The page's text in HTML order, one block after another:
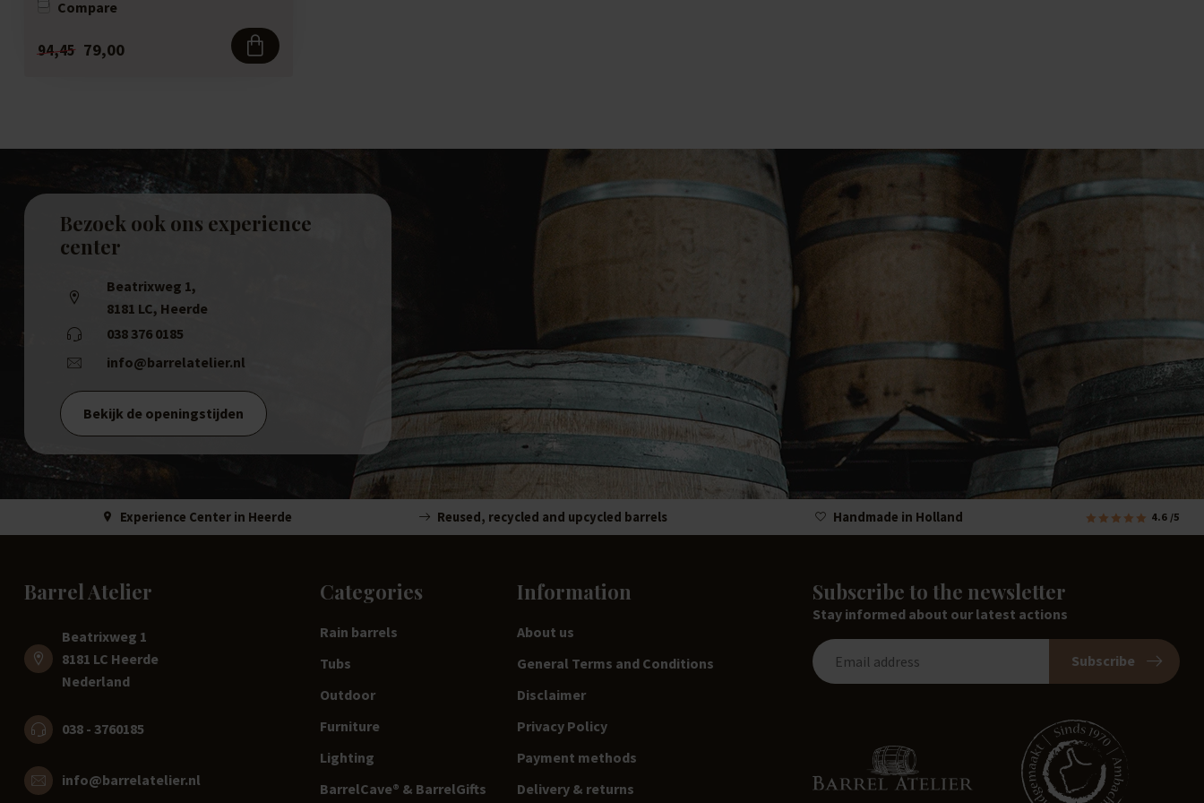
Compare
94,45 79,00
Bezoek ook ons experience
center
Beatrixweg 1,
8181 LC, Heerde
038 376 0185
info@barrelatelier.nl
Bekijk de openingstijden
Experience Center in Heerde Reused, recycled and upcycled barrels Handmade in Holland 4.6 /5
Barrel Atelier
Beatrixweg 1
8181 LC Heerde
Nederland
038 - 3760185
info@barrelatelier.nl
Categories
Rain barrels
Tubs
Outdoor
Furniture
Lighting
BarrelCave® & BarrelGifts
Information
About us
General Terms and Conditions
Disclaimer
Privacy Policy
Payment methods
Delivery & returns
Subscribe to the newsletter
Stay informed about our latest actions
Subscribe